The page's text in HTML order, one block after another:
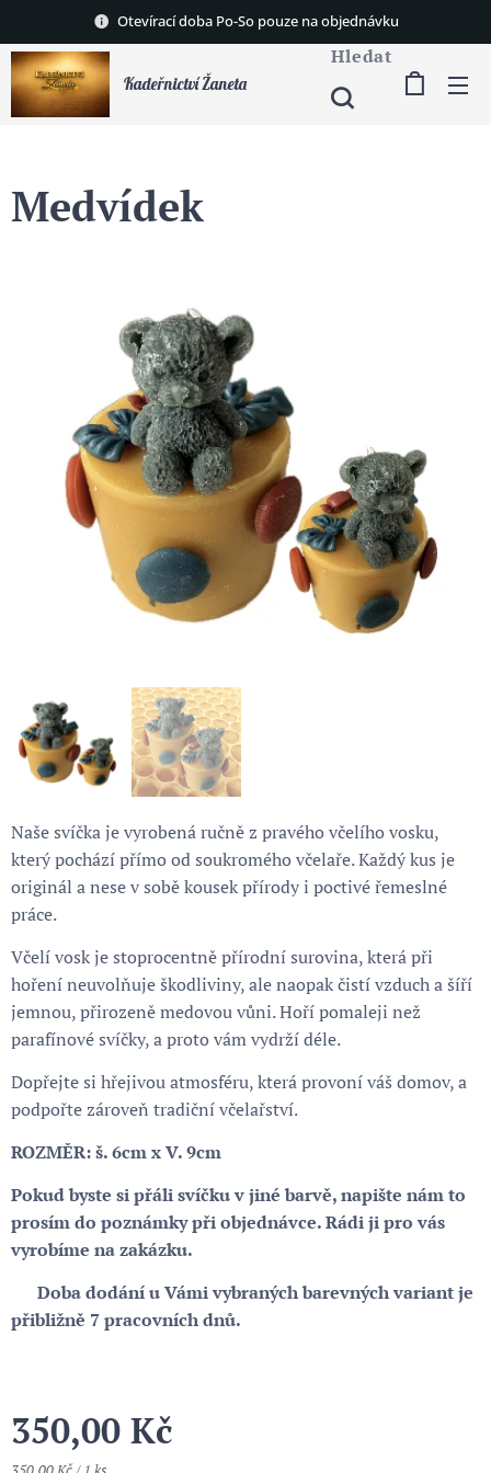
Otevírací doba Po-So pouze na objednávku
Kadeřnictví Žaneta
Hledat
Medvídek
Naše svíčka je vyrobená ručně z pravého včelího vosku,
který pochází přímo od soukromého včelaře. Každý kus je
originál a nese v sobě kousek přírody i poctivé řemeslné
práce.
Včelí vosk je stoprocentně přírodní surovina, která při
hoření neuvolňuje škodliviny, ale naopak čistí vzduch a šíří
jemnou, přirozeně medovou vůni. Hoří pomaleji než
parafínové svíčky, a proto vám vydrží déle.
Dopřejte si hřejivou atmosféru, která provoní váš domov, a
podpořte zároveň tradiční včelařství.
ROZMĚR: š. 6cm x V. 9cm
Pokud byste si přáli svíčku v jiné barvě, napište nám to
prosím do poznámky při objednávce. Rádi ji pro vás
vyrobíme na zakázku.
⏳ Doba dodání u Vámi vybraných barevných variant je
přibližně 7 pracovních dnů.
350,00 Kč